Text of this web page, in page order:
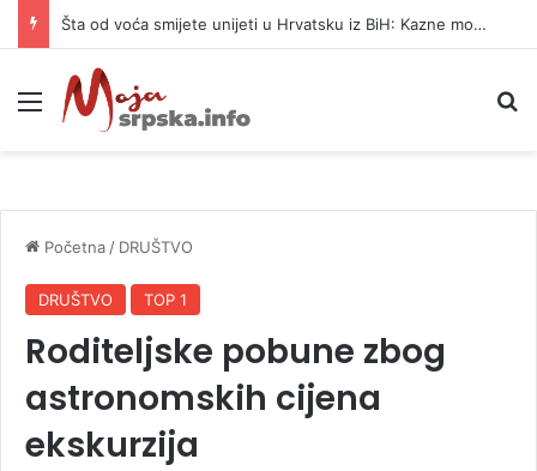
Šta od voća smijete unijeti u Hrvatsku iz BiH: Kazne mogu dostići 13.260 evra
Meni
Početna / DRUŠTVO
DRUŠTVO TOP 1
Roditeljske pobune zbog
astronomskih cijena
ekskurzija